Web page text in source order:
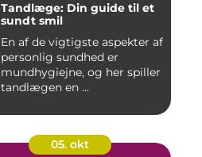
Tandlæge: Din guide til et
sundt smil
En af de vigtigste aspekter af
personlig sundhed er
mundhygiejne, og her spiller
tandlægen en ...
05. okt